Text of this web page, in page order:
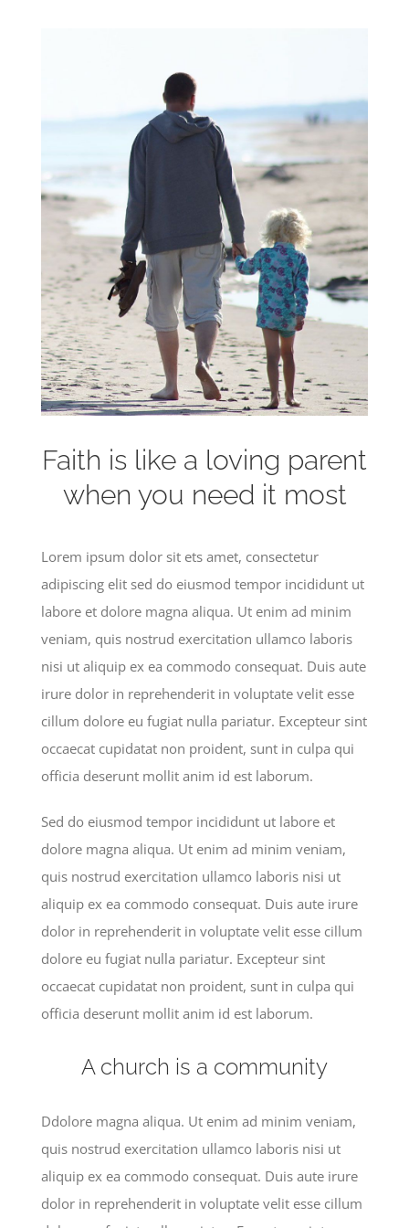
Faith is like a loving parent
when you need it most
Lorem ipsum dolor sit ets amet, consectetur
adipiscing elit sed do eiusmod tempor incididunt ut
labore et dolore magna aliqua. Ut enim ad minim
veniam, quis nostrud exercitation ullamco laboris
nisi ut aliquip ex ea commodo consequat. Duis aute
irure dolor in reprehenderit in voluptate velit esse
cillum dolore eu fugiat nulla pariatur. Excepteur sint
occaecat cupidatat non proident, sunt in culpa qui
officia deserunt mollit anim id est laborum.
Sed do eiusmod tempor incididunt ut labore et
dolore magna aliqua. Ut enim ad minim veniam,
quis nostrud exercitation ullamco laboris nisi ut
aliquip ex ea commodo consequat. Duis aute irure
dolor in reprehenderit in voluptate velit esse cillum
dolore eu fugiat nulla pariatur. Excepteur sint
occaecat cupidatat non proident, sunt in culpa qui
officia deserunt mollit anim id est laborum.
A church is a community
Ddolore magna aliqua. Ut enim ad minim veniam,
quis nostrud exercitation ullamco laboris nisi ut
aliquip ex ea commodo consequat. Duis aute irure
dolor in reprehenderit in voluptate velit esse cillum